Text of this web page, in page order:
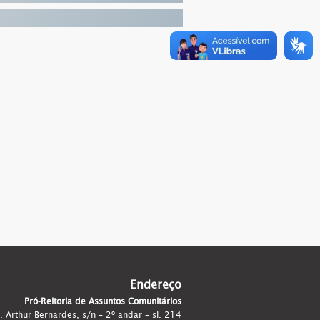
Endereço
Pró-Reitoria de Assuntos Comunitários
Arthur Bernardes, s/n – 2º andar – sl. 214